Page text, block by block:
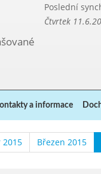
Poslední
Čtvrtek
a informace
2015 Březen 2015